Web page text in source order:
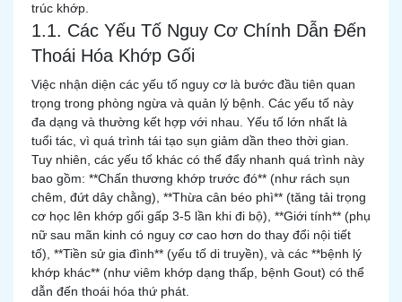
trúc khớp.
1.1. Các Yếu Tố Nguy Cơ Chính Dẫn Đến
Thoái Hóa Khớp Gối
Việc nhận diện các yếu tố nguy cơ là bước đầu tiên quan
trọng trong phòng ngừa và quản lý bệnh. Các yếu tố này
đa dạng và thường kết hợp với nhau. Yếu tố lớn nhất là
tuổi tác, vì quá trình tái tạo sụn giảm dần theo thời gian.
Tuy nhiên, các yếu tố khác có thể đẩy nhanh quá trình này
bao gồm: **Chấn thương khớp trước đó** (như rách sụn
chêm, đứt dây chằng), **Thừa cân béo phì** (tăng tải trọng
cơ học lên khớp gối gấp 3-5 lần khi đi bộ), **Giới tính** (phụ
nữ sau mãn kinh có nguy cơ cao hơn do thay đổi nội tiết
tố), **Tiền sử gia đình** (yếu tố di truyền), và các **bệnh lý
khớp khác** (như viêm khớp dạng thấp, bệnh Gout) có thể
dẫn đến thoái hóa thứ phát.